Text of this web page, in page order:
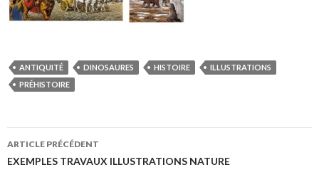
ANTIQUITÉ DINOSAURES HISTOIRE
ILLUSTRATIONS
PRÉHISTOIRE
Navigation de l’article
ARTICLE PRÉCÉDENT
EXEMPLES TRAVAUX ILLUSTRATIONS NATURE